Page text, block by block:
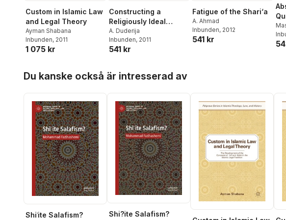
Custom in Islamic Law
and Legal Theory
Ayman Shabana
Inbunden, 2011
1 075 kr
Constructing a
Religiously Ideal
',Believer', and
',Woman', in Islam
A. Duderija
Inbunden, 2011
541 kr
Fatigue of the Shari‘a
A. Ahmad
Inbunden, 2012
541 kr
Du kanske också är intresserad av
Shiʿite Salafism? Shi?ite Salafism?